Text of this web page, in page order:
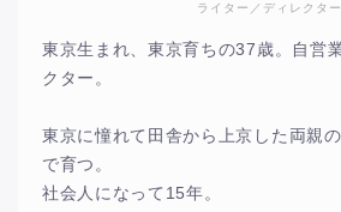
ライター／ディレクター
東京生まれ、東京育ちの37歳。自営
クター。
東京に憧れて田舎から上京した両親
で育つ。
社会人になって15年。